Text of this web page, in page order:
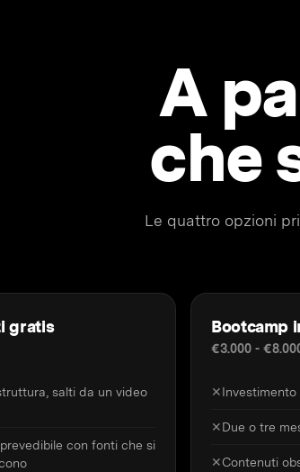
A
che
Le quattro opzioni
gratis
salti da un video
con fonti che si
Bootcamp
€3.000 -
✕
✕Due o tre
✕Contenuti